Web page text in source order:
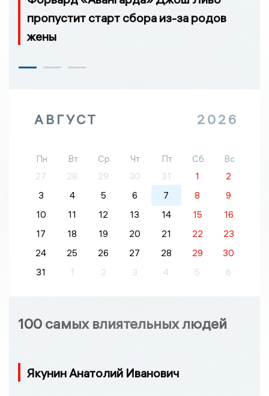
пропустит старт сбора из-за родов
жены
АВГУСТ 2026
Пн Вт Ср Чт Пт Сб
Вс
27
28 29 30 31 1
2
3
4 5 6 7 8
9
10
11 12 13 14 15
16
17
18 19 20 21 22
23
24
25 26 27 28 29
30
31
1 2 3 4 5 6
100 самых влиятельных людей
Якунин Анатолий Иванович